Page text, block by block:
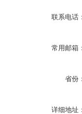
联系电话
常用邮箱
省份
详细地址